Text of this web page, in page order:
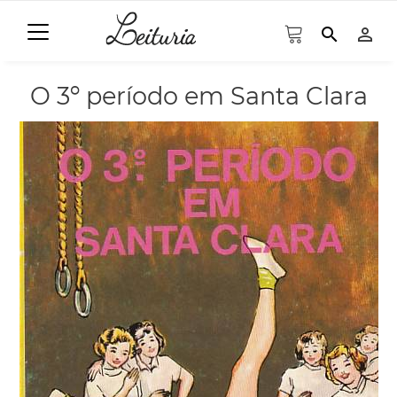
search person_outline
O 3º período em Santa Clara